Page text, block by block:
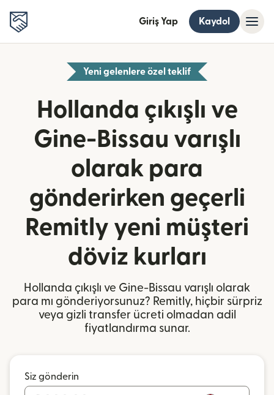
Giriş Yap Kaydol
Yeni gelenlere özel teklif
Hollanda çıkışlı ve
Gine-Bissau varışlı
olarak para
gönderirken geçerli
Remitly yeni müşteri
döviz kurları
Hollanda çıkışlı ve Gine-Bissau varışlı olarak
para mı gönderiyorsunuz? Remitly, hiçbir sürpriz
veya gizli transfer ücreti olmadan adil
fiyatlandırma sunar.
Siz gönderin